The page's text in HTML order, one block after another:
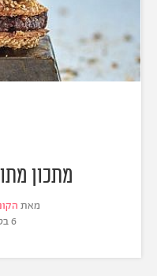
מתכון
מאת
6 בספטמבר 2016